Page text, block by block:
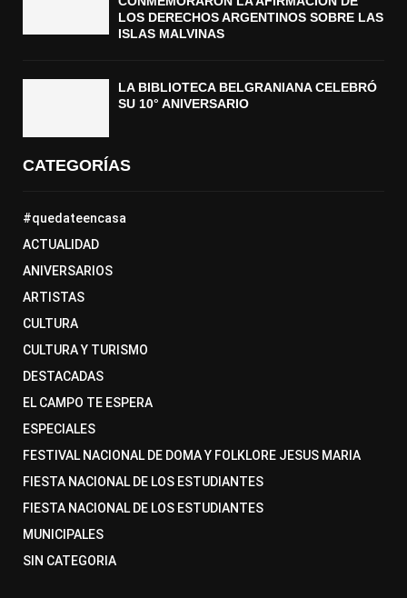
LOS DERECHOS ARGENTINOS SOBRE LAS
ISLAS MALVINAS
LA BIBLIOTECA BELGRANIANA CELEBRÓ
SU 10° ANIVERSARIO
CATEGORÍAS
#quedateencasa
ACTUALIDAD
ANIVERSARIOS
ARTISTAS
CULTURA
CULTURA Y TURISMO
DESTACADAS
EL CAMPO TE ESPERA
ESPECIALES
FESTIVAL NACIONAL DE DOMA Y FOLKLORE JESUS MARIA
FIESTA NACIONAL DE LOS ESTUDIANTES
FIESTA NACIONAL DE LOS ESTUDIANTES
MUNICIPALES
SIN CATEGORIA